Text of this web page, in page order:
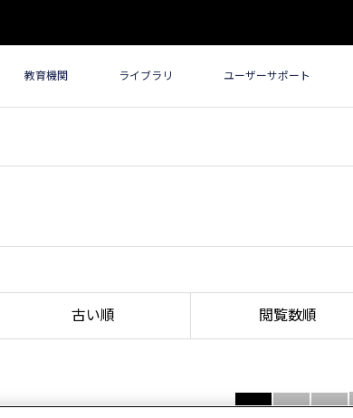
教育機関 ライブラリ ユーザーサポート
古い順 閲覧数順
1 2 3